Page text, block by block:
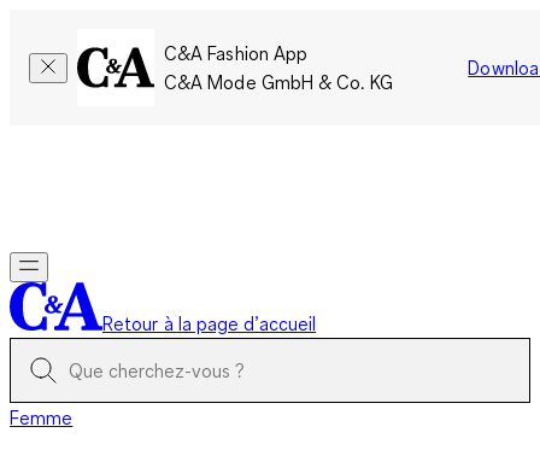
C&A Fashion App
C&A Mode GmbH & Co. KG
Retour à la page d’accueil
Femme